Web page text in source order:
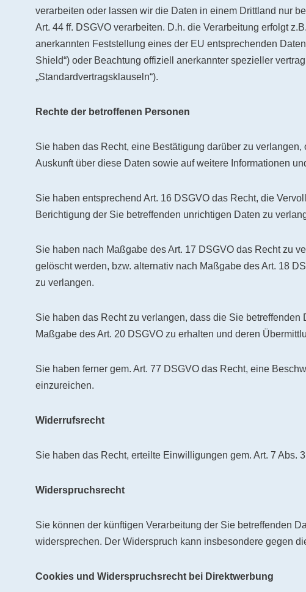
verarbeiten oder lassen wir die Daten in einem Drittland nur
Art. 44 ff. DSGVO verarbeiten. D.h. die Verarbeitung erfolgt
anerkannten Feststellung eines der EU entsprechenden
Shield“) oder Beachtung offiziell anerkannter spezieller
„Standardvertragsklauseln“).
Rechte der betroffenen Personen
Sie haben das Recht, eine Bestätigung darüber zu
Auskunft über diese Daten sowie auf weitere Informationen
Sie haben entsprechend Art. 16 DSGVO das Recht, die
Berichtigung der Sie betreffenden unrichtigen Daten zu
Sie haben nach Maßgabe des Art. 17 DSGVO das Recht zu
gelöscht werden, bzw. alternativ nach Maßgabe des Art. 18
zu verlangen.
Sie haben das Recht zu verlangen, dass die Sie
Maßgabe des Art. 20 DSGVO zu erhalten und deren
Sie haben ferner gem. Art. 77 DSGVO das Recht, eine
einzureichen.
Widerrufsrecht
Sie haben das Recht, erteilte Einwilligungen gem. Art. 7 Abs.
Widerspruchsrecht
Sie können der künftigen Verarbeitung der Sie betreffenden
widersprechen. Der Widerspruch kann insbesondere gegen
Cookies und Widerspruchsrecht bei Direktwerbung